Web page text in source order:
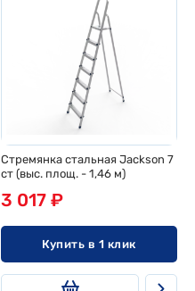
Стремянка стальная Jackson 7
ст (выс. площ. - 1,46 м)
3 017 ₽
Купить в 1 клик